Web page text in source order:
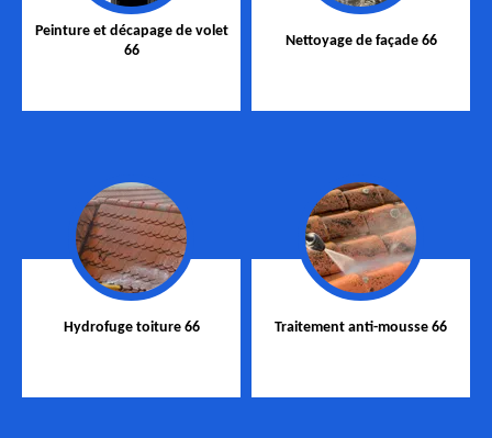
Peinture et décapage de volet
66
Nettoyage de façade 66
Hydrofuge toiture 66 Traitement anti-mousse 66